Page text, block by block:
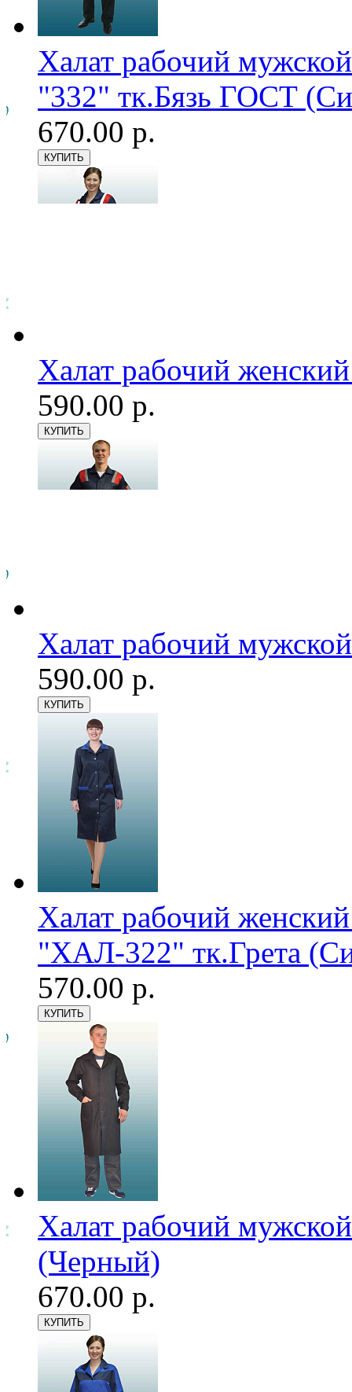
Халат рабочий
"332" тк.Бязь ГОСТ
670.00 р.
Халат рабочий
590.00 р.
Халат рабочий
590.00 р.
Халат рабочий
"ХАЛ-322" тк.Грета
570.00 р.
Халат рабочий
(Черный)
670.00 р.